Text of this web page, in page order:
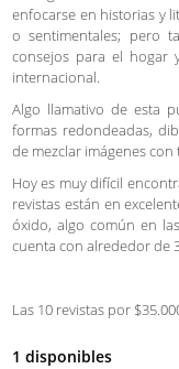
enfocarse en historias y
o sentimentales; pero
consejos para el hogar
internacional.
Algo llamativo de esta
formas redondeadas,
de mezclar imágenes con
Hoy es muy difícil
revistas están en
óxido, algo común en
cuenta con alrededor de
Las 10 revistas por
1 disponibles